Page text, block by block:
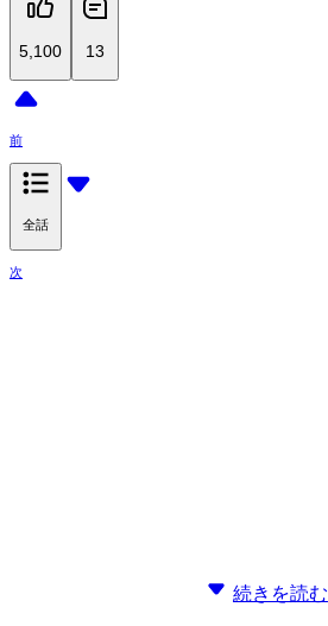
5,100 13
前
全話
次
続きを読む